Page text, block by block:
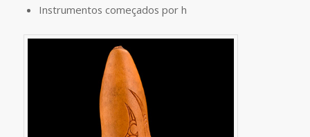
Instrumentos começados por h